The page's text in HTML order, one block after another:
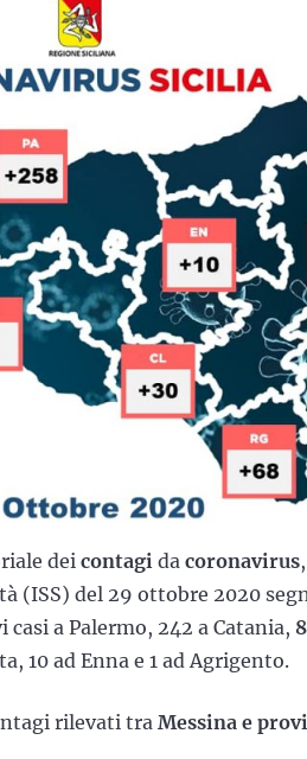
dei contagi da coronavirus
(ISS) del 29 ottobre 2020
casi a Palermo, 242 a Catania,
10 ad Enna e 1 ad Agrigento.
rilevati traMessina e